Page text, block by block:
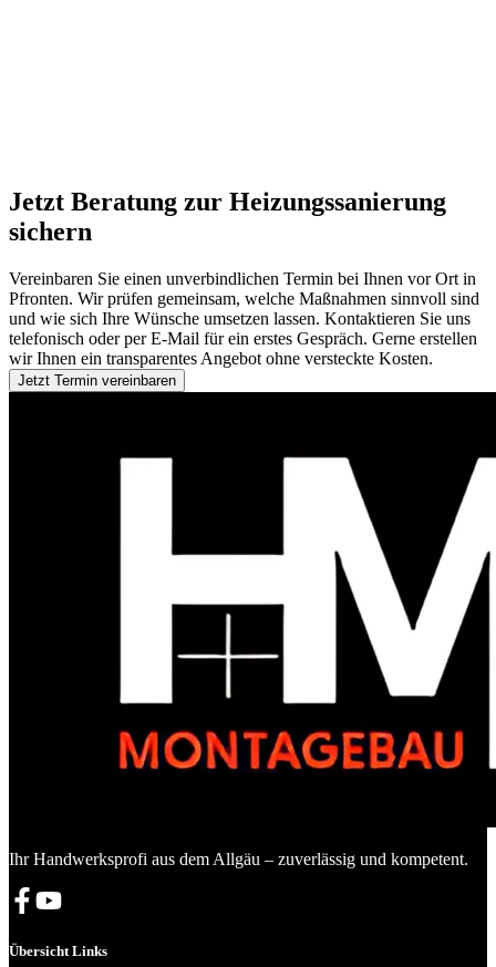
Jetzt Beratung zur Heizungssanierung
sichern
Vereinbaren Sie einen unverbindlichen Termin bei Ihnen vor Ort in
Pfronten. Wir prüfen gemeinsam, welche Maßnahmen sinnvoll sind
und wie sich Ihre Wünsche umsetzen lassen. Kontaktieren Sie uns
telefonisch oder per E-Mail für ein erstes Gespräch. Gerne erstellen
wir Ihnen ein transparentes Angebot ohne versteckte Kosten.
Jetzt Termin vereinbaren
Ihr Handwerksprofi aus dem Allgäu – zuverlässig und kompetent.
Übersicht Links